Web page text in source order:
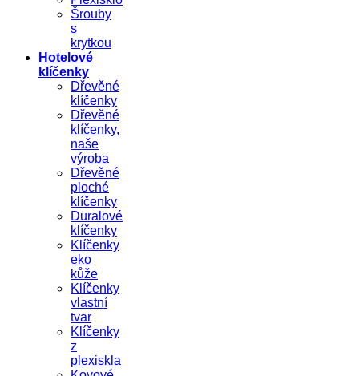
Šrouby
s
krytkou
Hotelové
klíčenky
Dřevěné
klíčenky
Dřevěné
klíčenky,
naše
výroba
Dřevěné
ploché
klíčenky
Duralové
klíčenky
Klíčenky
eko
kůže
Klíčenky
vlastní
tvar
Klíčenky
z
plexiskla